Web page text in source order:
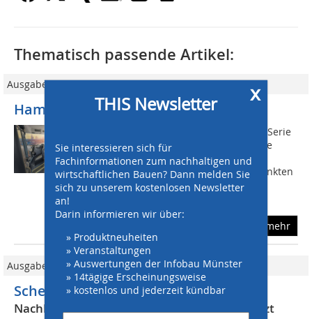
x
THIS Newsletter
Sie interessieren sich für
Fachinformationen zum nachhaltigen und
wirtschaftlichen Bauen? Dann melden Sie
sich zu unserem kostenlosen Newsletter
an!
Darin informieren wir über:
» Produktneuheiten
» Veranstaltungen
» Auswertungen der Infobau Münster
» 14tägige Erscheinungsweise
» kostenlos und jederzeit kündbar
Thematisch passende Artikel:
Ausgabe 03/2016
Hamm: Tandemwalzen DV+
Mit den aktuellen Tandemwalzen der Serie
DV+ setzt Hamm zur Bauma 2016 neue
Trends in der Königsklasse der
Asphaltverdichtung, den schemelgelenkten
Walzen. Die insgesamt 6 Modelle mit
mehr
Ausgabe 03/2023
Schemelgelenkte Tandemwalzen
Nachhaltig, intelligent und digital unterstützt